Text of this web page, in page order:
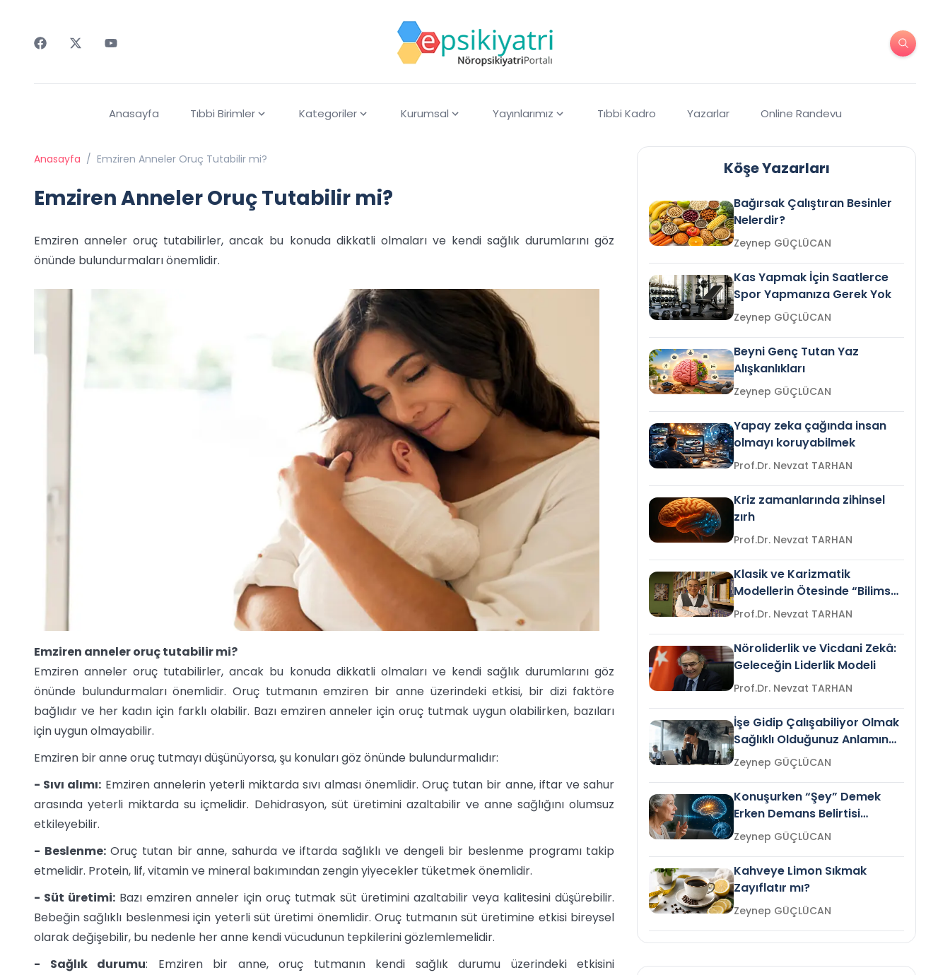
Anasayfa Tıbbi Birimler Kategoriler Kurumsal Yayınlarımız Tıbbi Kadro Yazarlar Online Randevu
Anasayfa / Emziren Anneler Oruç Tutabilir mi?
Emziren Anneler Oruç Tutabilir mi?
Emziren anneler oruç tutabilirler, ancak bu konuda dikkatli olmaları ve kendi sağlık durumlarını göz
önünde bulundurmaları önemlidir.
Emziren anneler oruç tutabilir mi?
Emziren anneler oruç tutabilirler, ancak bu konuda dikkatli olmaları ve kendi sağlık durumlarını göz
önünde bulundurmaları önemlidir. Oruç tutmanın emziren bir anne üzerindeki etkisi, bir dizi faktöre
bağlıdır ve her kadın için farklı olabilir. Bazı emziren anneler için oruç tutmak uygun olabilirken, bazıları
için uygun olmayabilir.
Emziren bir anne oruç tutmayı düşünüyorsa, şu konuları göz önünde bulundurmalıdır:
- Sıvı alımı: Emziren annelerin yeterli miktarda sıvı alması önemlidir. Oruç tutan bir anne, iftar ve sahur
arasında yeterli miktarda su içmelidir. Dehidrasyon, süt üretimini azaltabilir ve anne sağlığını olumsuz
etkileyebilir.
- Beslenme:Oruç tutan bir anne, sahurda ve iftarda sağlıklı ve dengeli bir beslenme programı takip
etmelidir. Protein, lif, vitamin ve mineral bakımından zengin yiyecekler tüketmek önemlidir.
- Süt üretimi: Bazı emziren anneler için oruç tutmak süt üretimini azaltabilir veya kalitesini düşürebilir.
Bebeğin sağlıklı beslenmesi için yeterli süt üretimi önemlidir. Oruç tutmanın süt üretimine etkisi bireysel
olarak değişebilir, bu nedenle her anne kendi vücudunun tepkilerini gözlemlemelidir.
- Sağlık durumu: Emziren bir anne, oruç tutmanın kendi sağlık durumu üzerindeki etkisini
Köşe Yazarları
Bağırsak Çalıştıran Besinler
Nelerdir?
Zeynep GÜÇLÜCAN
Kas Yapmak İçin Saatlerce
Spor Yapmanıza Gerek Yok
Zeynep GÜÇLÜCAN
Beyni Genç Tutan Yaz
Alışkanlıkları
Zeynep GÜÇLÜCAN
Yapay zeka çağında insan
olmayı koruyabilmek
Prof.Dr. Nevzat TARHAN
Kriz zamanlarında zihinsel
zırh
Prof.Dr. Nevzat TARHAN
Klasik ve Karizmatik
Modellerin Ötesinde “Bilimsel
Liderlik”
Prof.Dr. Nevzat TARHAN
Nöroliderlik ve Vicdani Zekâ:
Geleceğin Liderlik Modeli
Prof.Dr. Nevzat TARHAN
İşe Gidip Çalışabiliyor Olmak
Sağlıklı Olduğunuz Anlamına
Gelir mi?Zeynep GÜÇLÜCAN
Konuşurken “Şey” Demek
Erken Demans Belirtisi
Olabilir mi?Zeynep GÜÇLÜCAN
Kahveye Limon Sıkmak
Zayıflatır mı?
Zeynep GÜÇLÜCAN